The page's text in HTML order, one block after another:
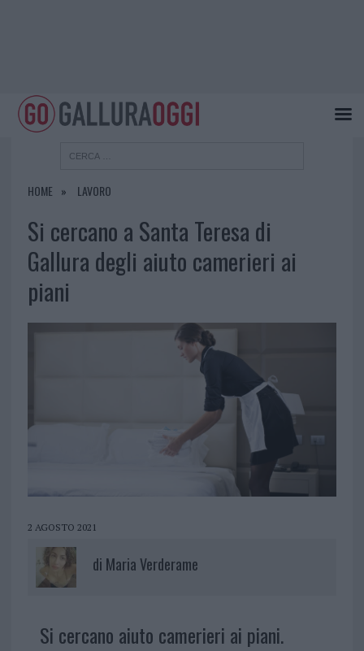
HOME LAVORO
Si cercano a Santa Teresa di
Gallura degli aiuto camerieri ai
piani
2 AGOSTO 2021
di Maria Verderame
Si cercano aiuto camerieri ai piani.